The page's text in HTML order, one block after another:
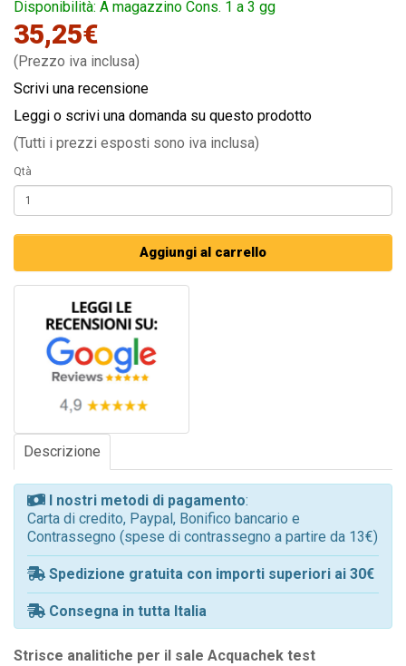
Disponibilità: A magazzino Cons. 1 a 3 gg
35,25€
(Prezzo iva inclusa)
Scrivi una recensione
Leggi o scrivi una domanda su questo prodotto
(Tutti i prezzi esposti sono iva inclusa)
Qtà
Aggiungi al carrello
Descrizione
I nostri metodi di pagamento:
Carta di credito, Paypal, Bonifico bancario e
Contrassegno (spese di contrassegno a partire da 13€)
Spedizione gratuita con importi superiori ai 30€
Consegna in tutta Italia
Strisce analitiche per il sale Acquachek test